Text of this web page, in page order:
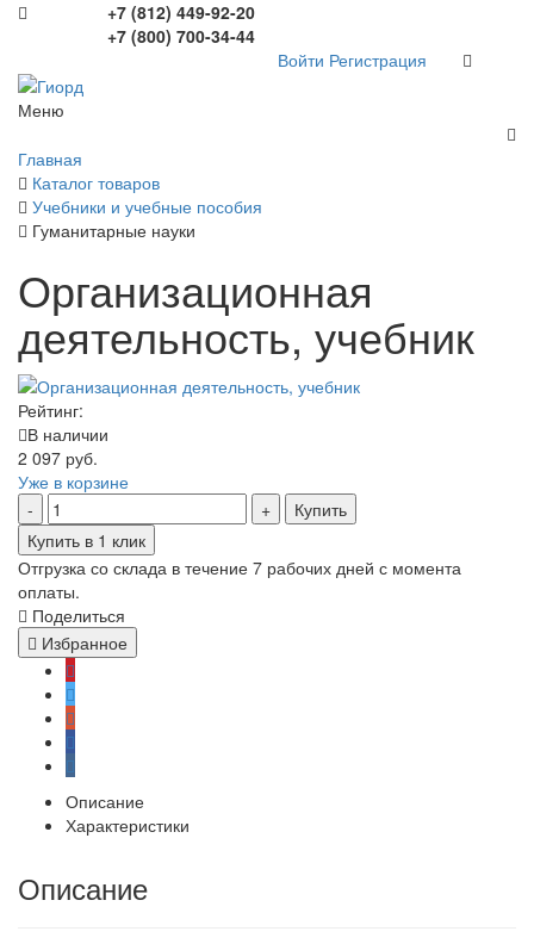
+7 (812) 449-92-20
+7 (800) 700-34-44
Войти Регистрация
Меню
Главная
Каталог товаров
Учебники и учебные пособия
Гуманитарные науки
Организационная
деятельность, учебник
Рейтинг:
В наличии
2 097 руб.
Уже в корзине
Купить
Купить в 1 клик
Отгрузка со склада в течение 7 рабочих дней с момента
оплаты.
Поделиться
Избранное
Описание
Характеристики
Описание